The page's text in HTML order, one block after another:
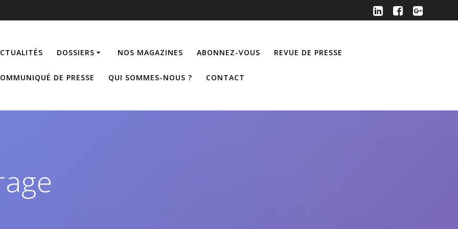
DOSSIERS NOS MAGAZINES ABONNEZ-VOUS REVUE DE PRESSE
DE PRESSE QUI SOMMES-NOUS ? CONTACT